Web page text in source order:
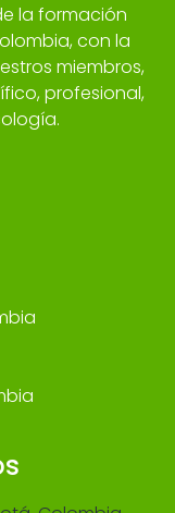
la formación
con la
miembros,
profesional,